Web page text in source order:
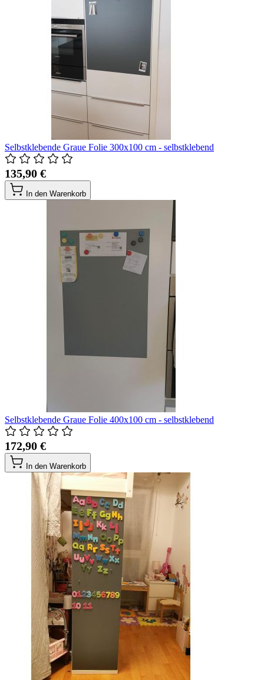
Selbstklebende Graue Folie 300x100 cm - selbstklebend
135,90 €
In den Warenkorb
Selbstklebende Graue Folie 400x100 cm - selbstklebend
172,90 €
In den Warenkorb